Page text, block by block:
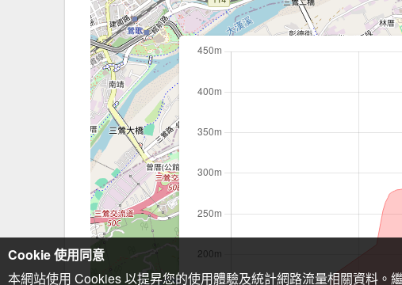
Cookie 使用同意
本網站使用 Cookies 以提昇您的使用體驗及統計網路流量相關資料